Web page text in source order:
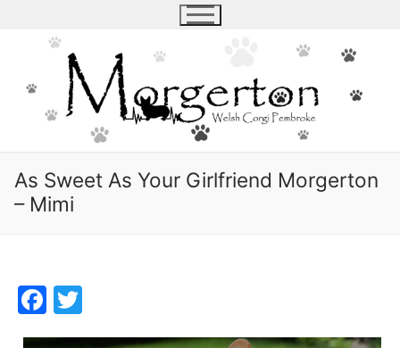
As Sweet As Your Girlfriend Morgerton
– Mimi
Facebook